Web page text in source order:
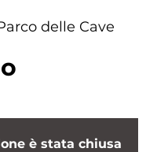
delle Cave
è stata chiusa